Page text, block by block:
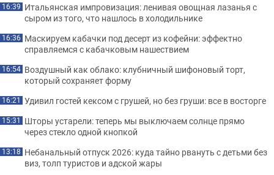
16:39 Итальянская импровизация: ленивая овощная лазанья с
сыром из того, что нашлось в холодильнике
16:36 Маскируем кабачки под десерт из кофейни: эффектно
справляемся с кабачковым нашествием
16:54 Воздушный как облако: клубничный шифоновый торт,
который сохраняет форму
16:21 Удивил гостей кексом с грушей, но без груши: все в восторге
15:31 Шторы устарели: теперь мы выключаем солнце прямо
через стекло одной кнопкой
13:18 Небанальный отпуск 2026: куда тайно рвануть с детьми без
виз, толп туристов и адской жары